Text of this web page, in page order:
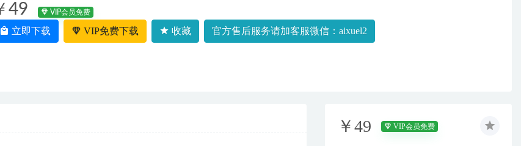
49 VIP会员免费
立即下载 VIP免费下载 收藏 官方售后服务请加客服微信：aixuel2
￥49 VIP会员免费
高三高考数学二三轮教程寒春班 2023-10-07
22年邓康曜高二生物视频教程+讲义